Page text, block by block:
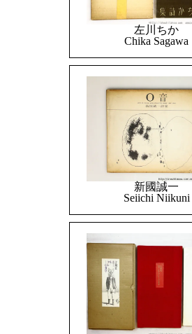
左川ちか
Chika Sagawa
新國誠一
Seiichi Niikuni